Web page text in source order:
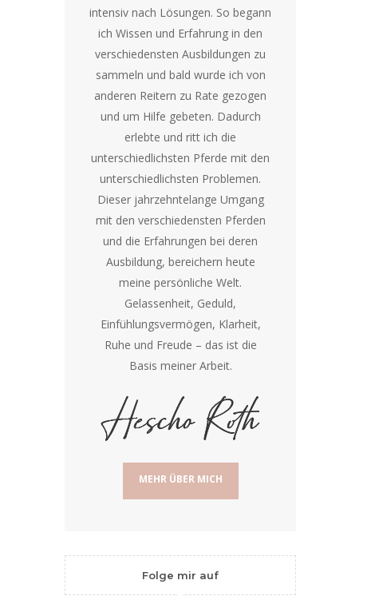
intensiv nach Lösungen. So begann
ich Wissen und Erfahrung in den
verschiedensten Ausbildungen zu
sammeln und bald wurde ich von
anderen Reitern zu Rate gezogen
und um Hilfe gebeten. Dadurch
erlebte und ritt ich die
unterschiedlichsten Pferde mit den
unterschiedlichsten Problemen.
Dieser jahrzehntelange Umgang
mit den verschiedensten Pferden
und die Erfahrungen bei deren
Ausbildung, bereichern heute
meine persönliche Welt.
Gelassenheit, Geduld,
Einfühlungsvermögen, Klarheit,
Ruhe und Freude – das ist die
Basis meiner Arbeit.
MEHR ÜBER MICH
Folge mir auf